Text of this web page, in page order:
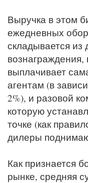
Выручка в этом
ежедневных
складывается из
выплачивает
агентам (в
2%), и разовой
которую
точке (как
дилеры
Как признается
рынке, средняя